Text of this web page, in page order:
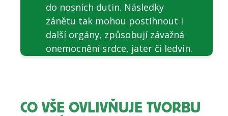
do nosních dutin. Následky
zánětu tak mohou postihnout i
další orgány, způsobují závažná
onemocnění srdce, jater či ledvin.
CO VŠE OVLIVŇUJE TVORBU